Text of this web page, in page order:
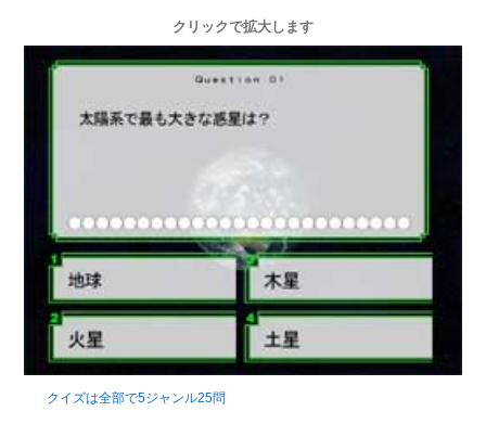
クリックで拡大します
クイズは全部で5ジャンル25問